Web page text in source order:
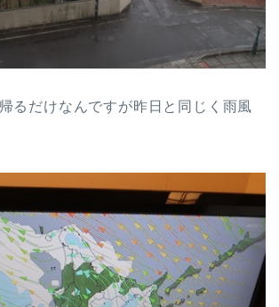
るだけなんですが昨日と同じく雨風